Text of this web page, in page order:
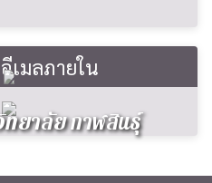
เมลภายใน
ยาลัย กาฬสินธุ์